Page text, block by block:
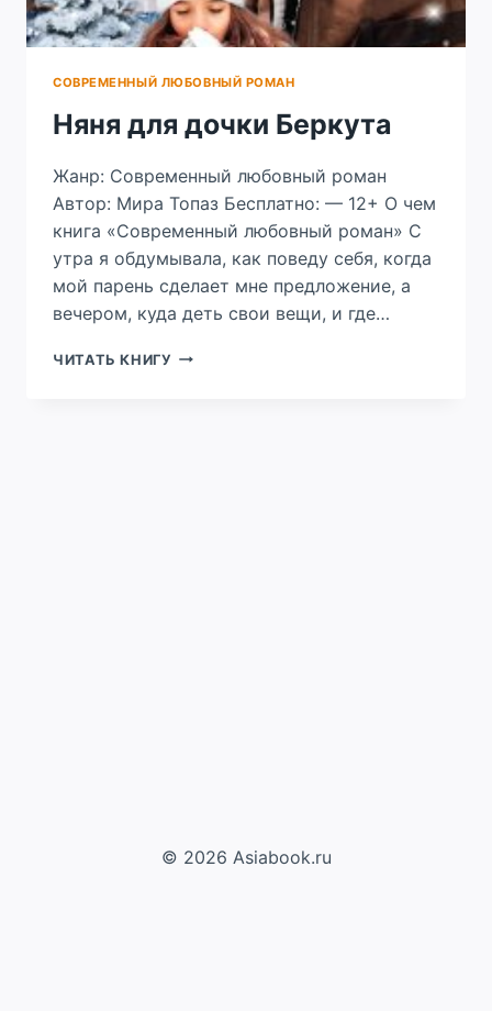
СОВРЕМЕННЫЙ ЛЮБОВНЫЙ РОМАН
Няня для дочки Беркута
Жанр: Современный любовный роман
Автор: Мира Топаз Бесплатно: — 12+ О чем
книга «Современный любовный роман» С
утра я обдумывала, как поведу себя, когда
мой парень сделает мне предложение, а
вечером, куда деть свои вещи, и где…
ЧИТАТЬ КНИГУ НЯНЯ
© 2026 Asiabook.ru